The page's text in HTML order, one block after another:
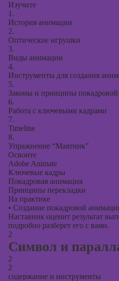
Изучите
1.
История анимации
2.
Оптические игрушки
3.
Виды анимации
4.
Инструменты для создания
5.
Законы и принципы
6.
Работа с ключевыми кадрами
7.
Timeline
8.
Упражнение “Маятник”
Освоите
Adobe Animate
Ключевые кадры
Покадровая анимация
Принципы перекладки
На практике
• Создание покадровой
Наставник оценит результат
подробно разберет его с вами.
2
Символ и
2
2
содержание и инструменты